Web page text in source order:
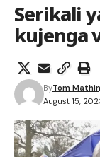
Serikali
kujenga
August 15,
ByTom